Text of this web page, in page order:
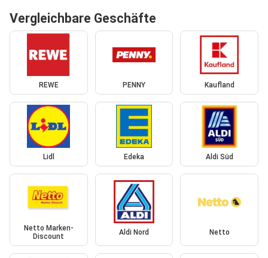
Vergleichbare Geschäfte
REWE PENNY Kaufland
Lidl Edeka Aldi Süd
Netto Marken-
Discount
Aldi Nord Netto